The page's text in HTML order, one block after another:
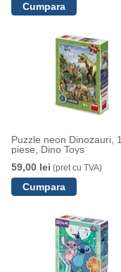
Puzzle neon Dinozauri,
piese, Dino Toys
59,00 lei (pret cu TVA)